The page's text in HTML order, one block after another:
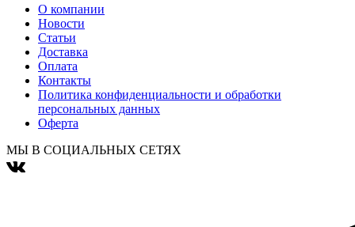
О компании
Новости
Статьи
Доставка
Оплата
Контакты
Политика конфиденциальности и обработки
персональных данных
Оферта
МЫ В СОЦИАЛЬНЫХ СЕТЯХ